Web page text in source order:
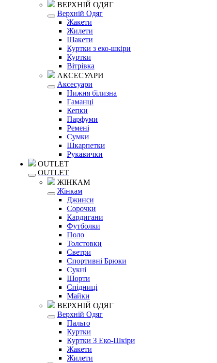
ВЕРХНІЙ ОДЯГ
Верхній Одяг
Жакети
Жилети
Шакети
Куртки з еко-шкіри
Куртки
Вітрівка
АКСЕСУАРИ
Аксесуари
Нижня білизна
Гаманці
Кепки
Парфуми
Ремені
Сумки
Шкарпетки
Рукавички
OUTLET
OUTLET
ЖІНКАМ
Жінкам
Джинси
Сорочки
Кардигани
Футболки
Поло
Толстовки
Светри
Спортивні Брюки
Сукні
Шорти
Спідниці
Майки
ВЕРХНІЙ ОДЯГ
Верхній Одяг
Пальто
Куртки
Куртки З Еко-Шкіри
Жакети
Жилети